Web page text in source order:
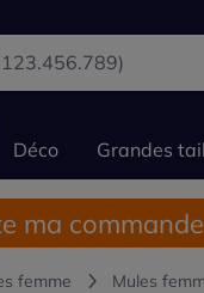
Déco Grandes
ma
femme Mules